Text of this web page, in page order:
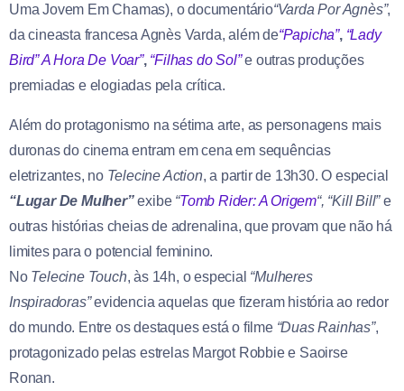
Uma Jovem Em Chamas), o documentário“Varda Por Agnès”,
da cineasta francesa Agnès Varda, além de“Papicha”, “Lady
Bird” A Hora De Voar”, “Filhas do Sol”e outras produções
premiadas e elogiadas pela crítica.
Além do protagonismo na sétima arte, as personagens mais
duronas do cinema entram em cena em sequências
eletrizantes, no Telecine Action, a partir de 13h30. O especial
“Lugar De Mulher”exibe “Tomb Rider: A Origem“, “Kill Bill”e
outras histórias cheias de adrenalina, que provam que não há
limites para o potencial feminino.
NoTelecine Touch, às 14h, o especial “Mulheres
Inspiradoras”evidencia aquelas que fizeram história ao redor
do mundo. Entre os destaques está o filme “Duas Rainhas”,
protagonizado pelas estrelas Margot Robbie e Saoirse
Ronan.